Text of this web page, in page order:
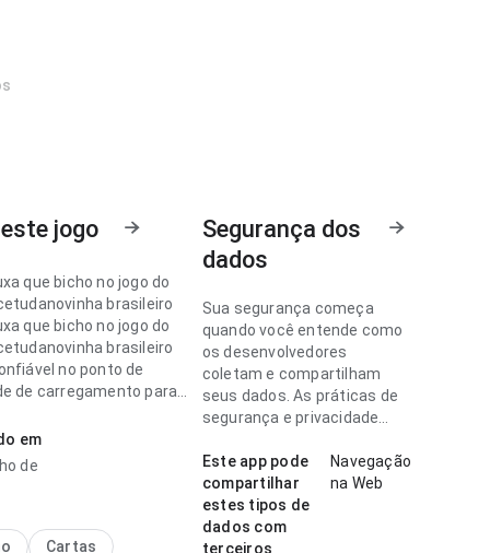
jogo
que bicho no jogo do
brasileiro
que bicho no jogo do
brasileiro
no ponto de
de carregamento para
informações do app.
quer decidir
se vale instalar.
brasileiro
em
de
Cartas
Segurança dos
dados
Sua segurança começa
quando você entende como
os desenvolvedores
coletam e compartilham
seus dados. As práticas de
segurança e privacidade
o uso, a região e a idade.
Este app pode
compartilhar
estes tipos de
dados com
terceiros
Navegação
na Web